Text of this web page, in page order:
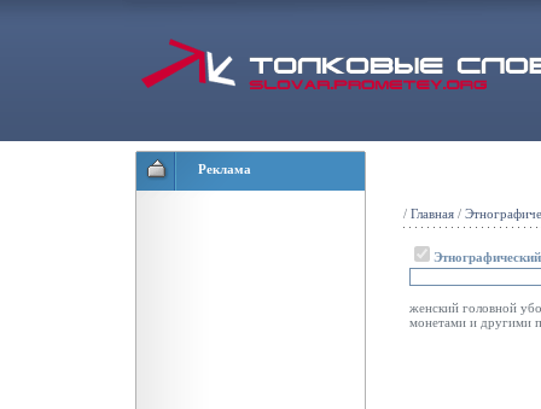
Реклама
/ Главная /
женский головной
монетами и другими